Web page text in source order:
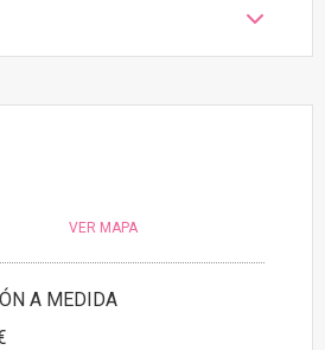
VER MAPA
A MEDIDA